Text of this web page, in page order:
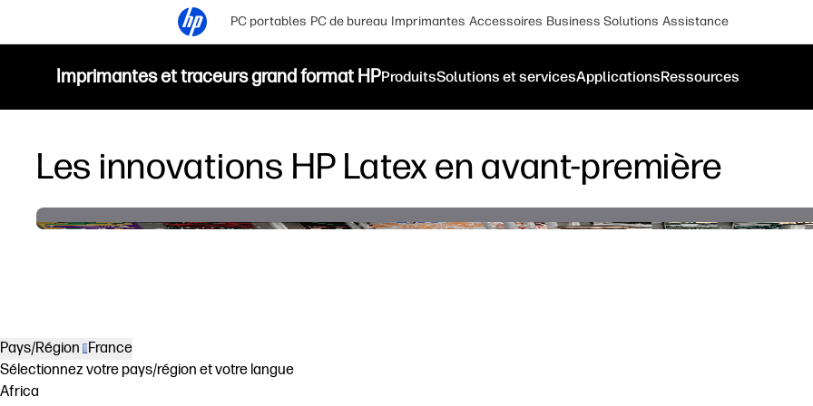
PC portables PC de bureau Imprimantes Accessoires Business Solutions Assistance
Imprimantes et traceurs grand format HPProduitsSolutions et servicesApplicationsRessources
Les innovations HP Latex en avant-première
Pays/Région France
Sélectionnez votre pays/région et votre langue
Africa